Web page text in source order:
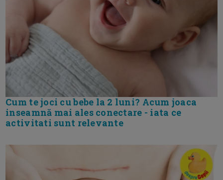
Cum te joci cu bebe la 2 luni? Acum joaca
inseamnă mai ales conectare - iata ce
activitati sunt relevante